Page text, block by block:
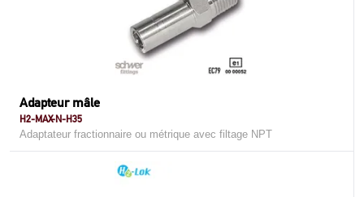
Adapteur mâle
H2-MAX-N-H35
Adaptateur fractionnaire ou métrique avec filtage NPT